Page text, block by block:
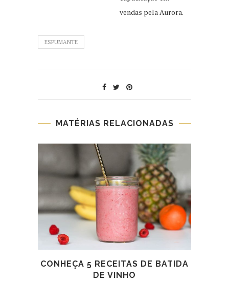
vendas pela Aurora.
ESPUMANTE
MATÉRIAS RELACIONADAS
CONHEÇA 5 RECEITAS DE BATIDA
DE VINHO